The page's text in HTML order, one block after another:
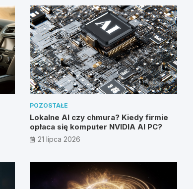
POZOSTAŁE
Lokalne AI czy chmura? Kiedy firmie
opłaca się komputer NVIDIA AI PC?
21 lipca 2026